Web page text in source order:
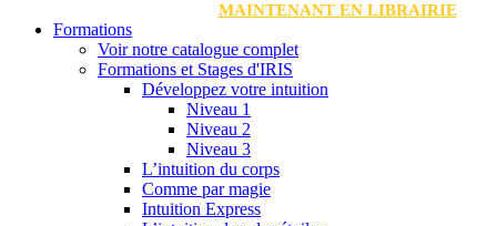
MAINTENANT EN LIBRAIRIE
Formations
Voir notre catalogue complet
Formations et Stages d'IRIS
Développez votre intuition
Niveau 1
Niveau 2
Niveau 3
L’intuition du corps
Comme par magie
Intuition Express